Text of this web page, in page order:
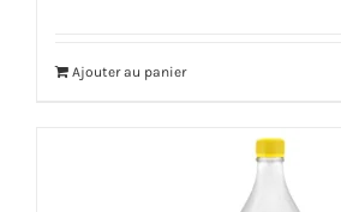
Ajouter au panier